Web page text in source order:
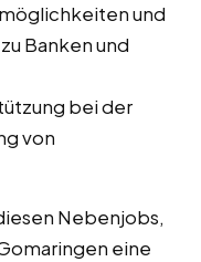
und
Banken und
bei der
von
Nebenjobs,
eine